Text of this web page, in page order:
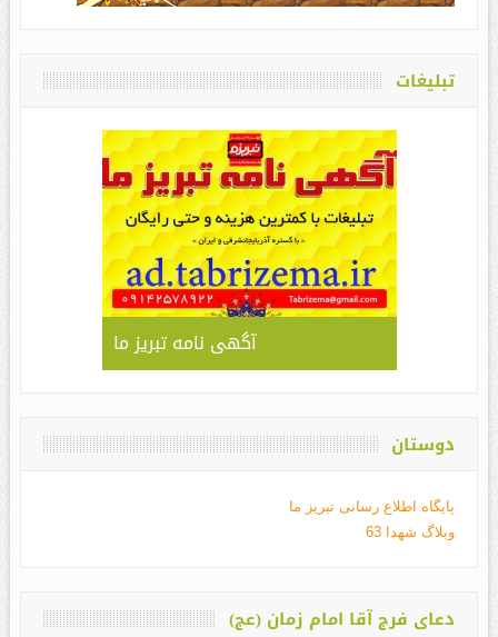
تبلیغات
آگهی نامه تبریز ما
دوستان
پایگاه اطلاع رسانی تبریز ما
وبلاگ شهدا 63
دعای فرج آقا امام زمان (عج)